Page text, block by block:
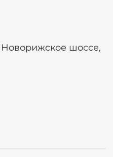
Новорижское шоссе,